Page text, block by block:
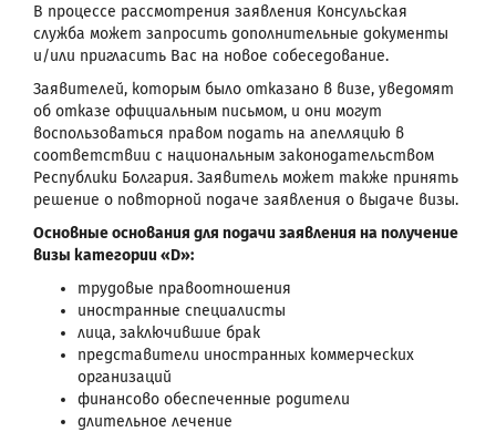
В процессе рассмотрения заявления Консульская
служба может запросить дополнительные документы
и/или пригласить Вас на новое собеседование.
Заявителей, которым было отказано в визе, уведомят
об отказе официальным письмом, и они могут
воспользоваться правом подать на апелляцию в
соответствии с национальным законодательством
Республики Болгария. Заявитель может также принять
решение о повторной подаче заявления о выдаче визы.
Основные основания для подачи заявления на получение
визы категории «D»:
трудовые правоотношения
иностранные специалисты
лица, заключившие брак
представители иностранных коммерческих
организаций
финансово обеспеченные родители
длительное лечение